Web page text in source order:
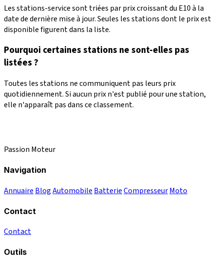
Les stations-service sont triées par prix croissant du E10 à la
date de dernière mise à jour. Seules les stations dont le prix est
disponible figurent dans la liste.
Pourquoi certaines stations ne sont-elles pas
listées ?
Toutes les stations ne communiquent pas leurs prix
quotidiennement. Si aucun prix n'est publié pour une station,
elle n'apparaît pas dans ce classement.
Passion Moteur
Navigation
Annuaire BlogAutomobile BatterieCompresseurMoto
Contact
Contact
Outils